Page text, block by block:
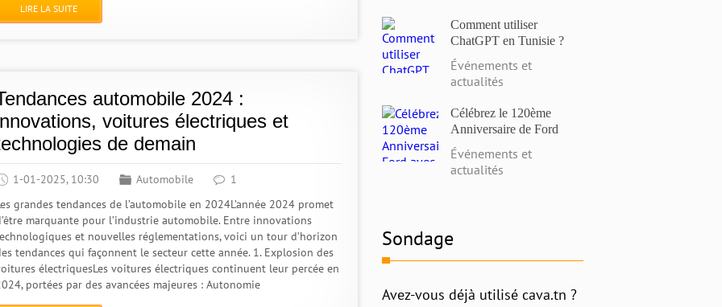
LIRE LA SUITE
automobile 2024 :
voitures électriques et
de demain
1-01-2025, 10:30 Automobile
1
grandes tendances de l’automobile en 2024L’année 2024 promet
marquante pour l’industrie automobile. Entre innovations
et nouvelles réglementations, voici un tour d’horizon
tendances qui façonnent le secteur cette année. 1. Explosion des
électriquesLes voitures électriques continuent leur percée en
portées par des avancées majeures : Autonomie
Comment utiliser
ChatGPT en Tunisie ?
Événements et
actualités
Célébrez le 120ème
Anniversaire de Ford
avec Alpha Ford en
Tunisie : Profitez de
Remises Exceptionnelles
Événements et
actualités
Sondage
Avez-vous déjà utilisé cava.tn ?